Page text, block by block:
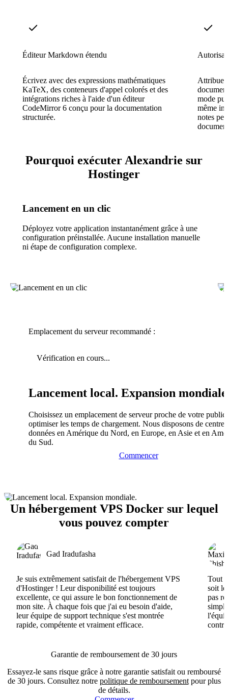
Éditeur Markdown étendu
Écrivez avec des expressions mathématiques
KaTeX, des conteneurs d'appel colorés et des
intégrations riches à l'aide d'un éditeur
CodeMirror 6 conçu pour la documentation
structurée.
mode
même
notes
Pourquoi exécuter Alexandrie sur
Hostinger
Lancement en un clic
Déployez votre application instantanément grâce à une
configuration préinstallée. Aucune installation manuelle
ni étape de configuration complexe.
Emplacement du serveur recommandé :
Vérification en cours...
Lancement local. Expansion
Choisissez un emplacement de serveur proche de votre
optimiser les temps de chargement. Nous disposons de
données en Amérique du Nord, en Europe, en Asie et en
du Sud.
Commencer
Un hébergement VPS Docker sur lequel
vous pouvez compter
Gad Iradufasha
Je suis extrêmement satisfait de l'hébergement VPS
d'Hostinger ! Leur disponibilité est toujours
excellente, ce qui assure le bon fonctionnement de
mon site. À chaque fois que j'ai eu besoin d'aide,
leur équipe de support technique s'est montrée
rapide, compétente et vraiment efficace.
Tout
soit
pas
Garantie de remboursement de 30 jours
Essayez-le sans risque grâce à notre garantie satisfait ou remboursé
de 30 jours. Consultez notre politique de remboursementpour plus
de détails.